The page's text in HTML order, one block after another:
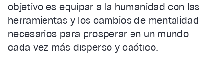
objetivo es equipar a la humanidad con las
herramientas y los cambios de mentalidad
necesarios para prosperar en un mundo
cada vez más disperso y caótico.